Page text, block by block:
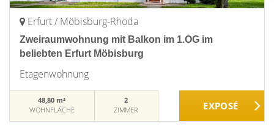
Erfurt / Möbisburg-Rhoda
Zweiraumwohnung mit Balkon im 1.OG im
beliebten Erfurt Möbisburg
Etagenwohnung
48,80 m²
WOHNFLÄCHE
2
ZIMMER